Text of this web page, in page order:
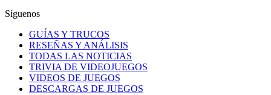
Síguenos
GUÍAS Y TRUCOS
RESEÑAS Y ANÁLISIS
TODAS LAS NOTICIAS
TRIVIA DE VIDEOJUEGOS
VIDEOS DE JUEGOS
DESCARGAS DE JUEGOS